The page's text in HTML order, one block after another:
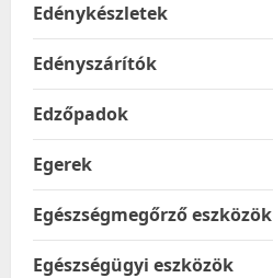
Edénykészletek
Edényszárítók
Edzőpadok
Egerek
Egészségmegőrző eszközök
Egészségügyi eszközök